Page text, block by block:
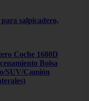
salpicadero,
Coche 1680D
Bolsa
SUV/Camión